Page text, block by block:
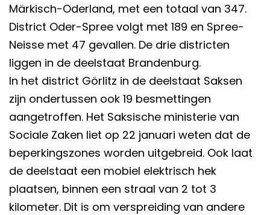
Märkisch-Oderland, met een totaal van 347.
District Oder-Spree volgt met 189 en Spree-
Neisse met 47 gevallen. De drie districten
liggen in de deelstaat Brandenburg.
In het district Görlitz in de deelstaat Saksen
zijn ondertussen ook 19 besmettingen
aangetroffen. Het Saksische ministerie van
Sociale Zaken liet op 22 januari weten dat de
beperkingszones worden uitgebreid. Ook laat
de deelstaat een mobiel elektrisch hek
plaatsen, binnen een straal van 2 tot 3
kilometer. Dit is om verspreiding van andere